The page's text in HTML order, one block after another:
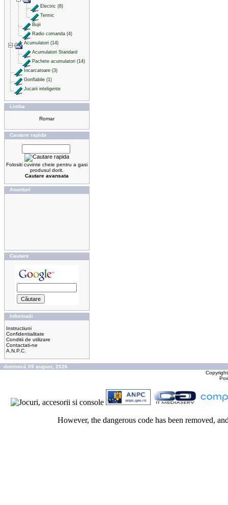
Electric (8)
Termic
Bujii
Radio comanda (4)
Acumulatori (14)
Acumulatori Standard
Pachete acumulatori (14)
Incarcatoare (3)
Gonflabile (1)
Jucarii inteligente
Limba
Cautare rapida
Folositi cuvinte cheie pentru a gasi
produsul dorit.
Cautare avansata
Anunturi
Cautare
Informatii
Instructiuni
Confidentialitate
Conditii de utilizare
Contactati-ne
A.N.P.C.
duminică 09 august, 2026
However, the dangerous code has been removed,